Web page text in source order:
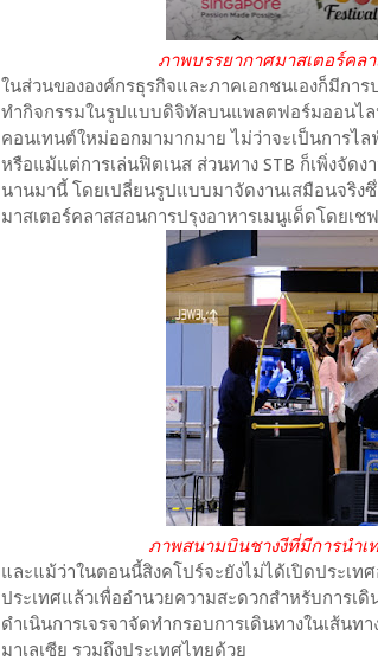
ภาพบรรยากาศมาสเตอร์คลาสส
ในส่วนขององค์กรธุรกิจและภาคเอกชนเองก็มีกา
ทำกิจกรรมในรูปแบบดิจิทัลบนแพลตฟอร์มออนไล
คอนเทนต์ใหม่ออกมามากมาย ไม่ว่าจะเป็นการ
หรือแม้แต่การเล่นฟิตเนส ส่วนทาง STB ก็เพิ่งจัดง
นานมานี้ โดยเปลี่ยนรูปแบบมาจัดงานเสมือนจริง
มาสเตอร์คลาสสอนการปรุงอาหารเมนูเด็ดโดยเ
ภาพสนามบินชางงีที่มีการนำเทค
และแม้ว่าในตอนนี้สิงคโปร์จะยังไม่ได้เปิดประเท
ประเทศแล้วเพื่ออำนวยความสะดวกสำหรับการเ
ดำเนินการเจรจาจัดทำกรอบการเดินทางในเส้น
มาเลเซีย รวมถึงประเทศไทยด้วย